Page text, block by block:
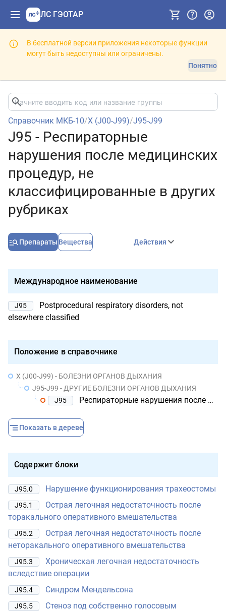
ЛС ГЭОТАР
В бесплатной версии приложения некоторые функции
могут быть недоступны или ограничены.
Понятно
Справочник МКБ-10/X (J00-J99)/J95-J99
J95 - Респираторные
нарушения после медицинских
процедур, не
классифицированные в других
рубриках
Препараты Вещества Действия
Международное наименование
J95
Postprocedural respiratory disorders, not
elsewhere classified
Положение в справочнике
X (J00-J99) - БОЛЕЗНИ ОРГАНОВ ДЫХАНИЯ
J95-J99 - ДРУГИЕ БОЛЕЗНИ ОРГАНОВ ДЫХАНИЯ
J95
Респираторные нарушения после медицинских процедур, не классифицированные в других рубриках
Показать в дереве
Содержит блоки
J95.0 Нарушение функционирования трахеостомы
J95.1
Острая легочная недостаточность после
торакального оперативного вмешательства
J95.2
Острая легочная недостаточность после
неторакального оперативного вмешательства
J95.3
Хроническая легочная недостаточность
вследствие операции
J95.4 Синдром Мендельсона
J95.5
Стеноз под собственно голосовым